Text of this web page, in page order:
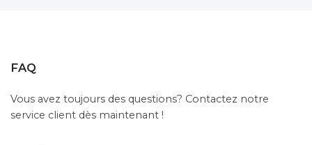
FAQ
Vous avez toujours des questions? Contactez notre
service client dès maintenant !